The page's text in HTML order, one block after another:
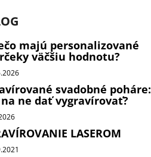
majú personalizované
väčšiu hodnotu?
svadobné poháre:
ne dať vygravírovať?
LASEROM